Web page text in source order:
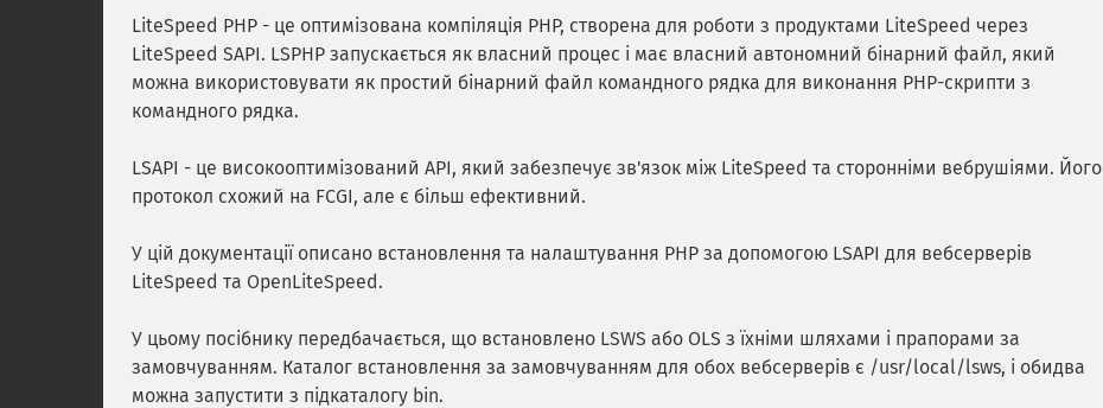
LiteSpeed PHP - це оптимізована компіляція PHP, створена для роботи з продуктами LiteSpeed через
LiteSpeed SAPI. LSPHP запускається як власний процес і має власний автономний бінарний файл, який
можна використовувати як простий бінарний файл командного рядка для виконання PHP-скрипти з
командного рядка.
LSAPI - це високооптимізований API, який забезпечує зв'язок між LiteSpeed та сторонніми вебрушіями. Його
протокол схожий на FCGI, але є більш ефективний.
У цій документації описано встановлення та налаштування PHP за допомогою LSAPI для вебсерверів
LiteSpeed та OpenLiteSpeed.
У цьому посібнику передбачається, що встановлено LSWS або OLS з їхніми шляхами і прапорами за
замовчуванням. Каталог встановлення за замовчуванням для обох вебсерверів є /usr/local/lsws, і обидва
можна запустити з підкаталогу bin.